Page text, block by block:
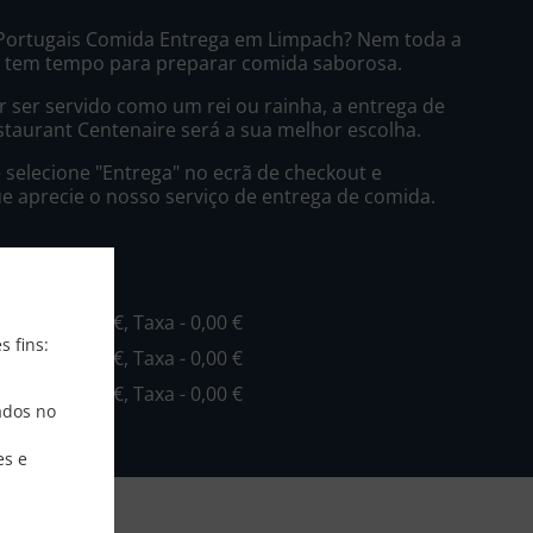
fins:
no
e
Comida Entrega em Limpach? Nem toda a
tem tempo para preparar comida saborosa.
ser servido como um rei ou rainha, a entrega de
Centenaire será a sua melhor escolha.
"Entrega" no ecrã de checkout e
aprecie o nosso serviço de entrega de comida.
- 25,00 €, Taxa - 0,00 €
- 25,00 €, Taxa - 0,00 €
- 35,00 €, Taxa - 0,00 €